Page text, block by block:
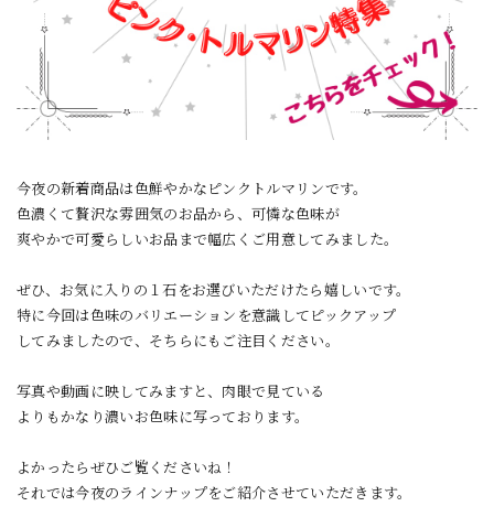
今夜の新着商品は色鮮やかなピンクトルマリンです。
色濃くて贅沢な雰囲気のお品から、可憐な色味が
爽やかで可愛らしいお品まで幅広くご用意してみました。
ぜひ、お気に入りの１石をお選びいただけたら嬉しいです。
特に今回は色味のバリエーションを意識してピックアップ
してみましたので、そちらにもご注目ください。
写真や動画に映してみますと、肉眼で見ている
よりもかなり濃いお色味に写っております。
よかったらぜひご覧くださいね！
それでは今夜のラインナップをご紹介させていただきます。